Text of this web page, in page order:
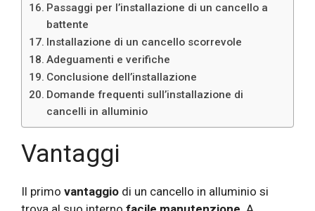
Passaggi per l’installazione di un cancello a
battente
Installazione di un cancello scorrevole
Adeguamenti e verifiche
Conclusione dell’installazione
Domande frequenti sull’installazione di
cancelli in alluminio
Vantaggi
Il primo vantaggio di un cancello in alluminio si